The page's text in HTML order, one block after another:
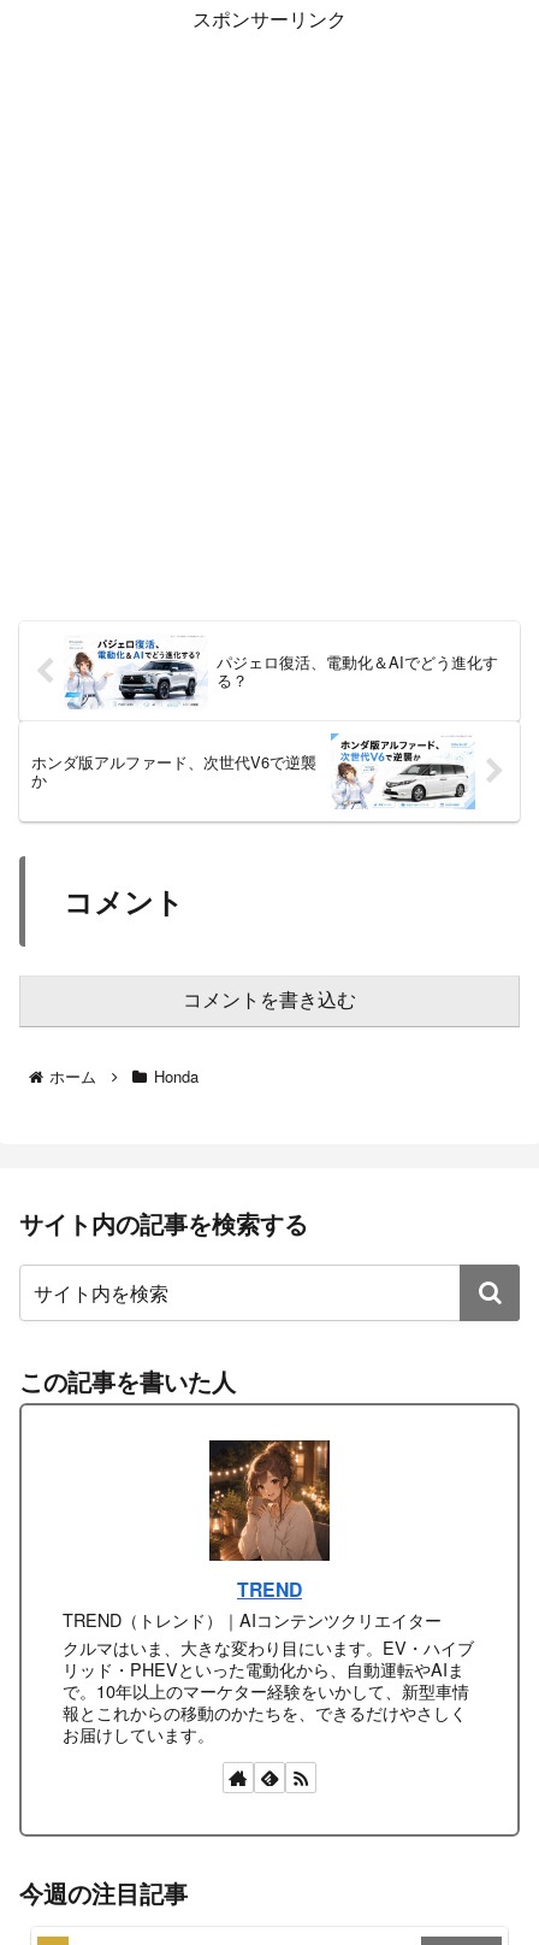
おける意味
てくる可能性が報じられているんです。
気になる中身を、未来のモビリティ目線
スポンサーリンク
パジェロ復活、電動化＆AIでどう進化す
る？
ホンダ版アルファード、次世代V6で逆襲
か
コメント
コメントを書き込む
ホーム Honda
サイト内の記事を検索する
この記事を書いた人
TREND
TREND（トレンド）｜AIコンテンツクリエイター
クルマはいま、大きな変わり目にいます。EV・ハイブ
リッド・PHEVといった電動化から、自動運転やAIま
で。10年以上のマーケター経験をいかして、新型車情
報とこれからの移動のかたちを、できるだけやさしく
お届けしています。
今週の注目記事